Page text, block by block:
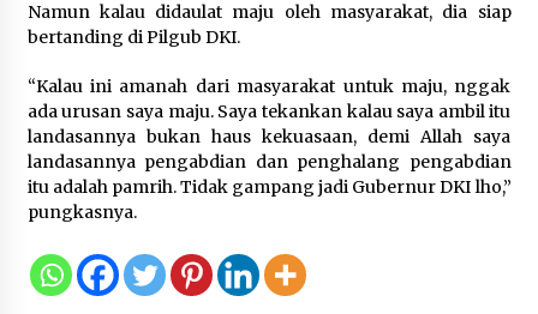
KKM Universitas Bina Bangsa
Pendampingan Pembuatan Spanduk
Sebagai Upaya Memperkuat
Pemasaran UMKM di Desa Cempaka
6 Agustus 2026
Kesehatan Gratis dan Skrining TB
Lanjutan
Namun kalau didaulat maju oleh masyarakat, dia siap
bertanding di Pilgub DKI.
“Kalau ini amanah dari masyarakat untuk maju, nggak
ada urusan saya maju. Saya tekankan kalau saya ambil itu
landasannya bukan haus kekuasaan, demi Allah saya
landasannya pengabdian dan penghalang pengabdian
itu adalah pamrih. Tidak gampang jadi Gubernur DKI lho,”
pungkasnya.